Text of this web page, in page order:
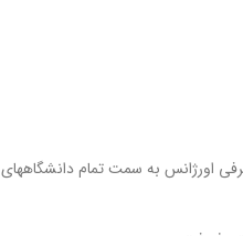
صنفی و جلوداری تولید داخل آنهم سه شیفت مصرف ۱ ماه تجهیزات مصرفی اورژانس به سمت تمام دانشگاههای